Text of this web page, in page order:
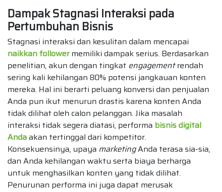
Dampak Stagnasi Interaksi pada
Pertumbuhan Bisnis
Stagnasi interaksi dan kesulitan dalam mencapai
naikkan followermemiliki dampak serius. Berdasarkan
penelitian, akun dengan tingkat engagementrendah
sering kali kehilangan 80% potensi jangkauan konten
mereka. Hal ini berarti peluang konversi dan penjualan
Anda pun ikut menurun drastis karena konten Anda
tidak dilihat oleh calon pelanggan. Jika masalah
interaksi tidak segera diatasi, performa bisnis digital
Andaakan tertinggal dari kompetitor.
Konsekuensinya, upaya marketingAnda terasa sia-sia,
dan Anda kehilangan waktu serta biaya berharga
untuk menghasilkan konten yang tidak dilihat.
Penurunan performa ini juga dapat merusak